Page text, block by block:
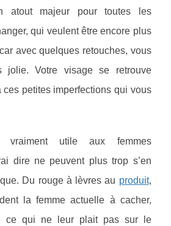
atout majeur pour toutes les
qui veulent être encore plus
avec quelques retouches, vous
jolie. Votre visage se retrouve
ces petites imperfections qui vous
vraiment utile aux femmes
dire ne peuvent plus trop s’en
Du rouge à lèvres au produit,
la femme actuelle à cacher,
ce qui ne leur plait pas sur le